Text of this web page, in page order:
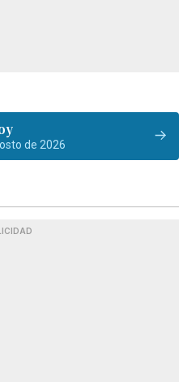
de 2026